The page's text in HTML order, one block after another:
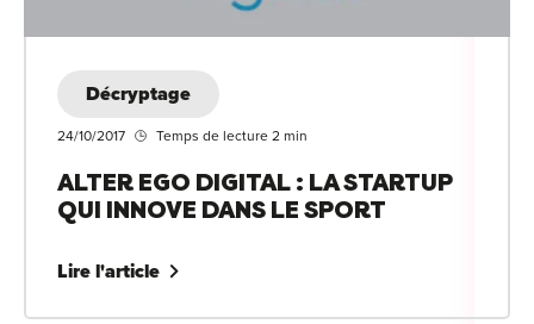
Décryptage
24/10/2017 Temps de lecture 2 min
ALTER EGO DIGITAL : LA STARTUP
QUI INNOVE DANS LE SPORT
Lire l'article